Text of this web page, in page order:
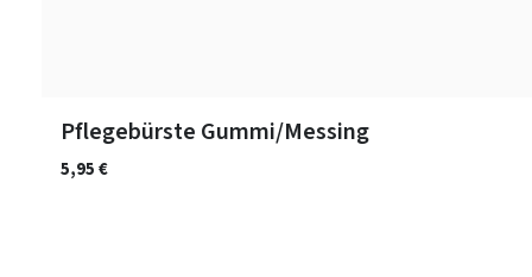
Pflegebürste Gummi/Messing
5,95 €